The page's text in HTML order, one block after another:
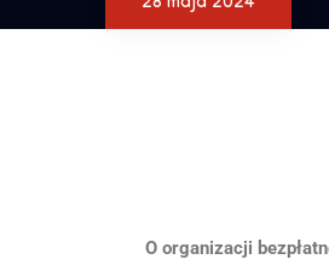
28 maja 2024
O organizacji